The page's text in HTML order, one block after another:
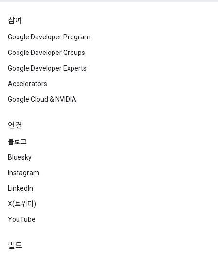
참여
Google Developer Program
Google Developer Groups
Google Developer Experts
Accelerators
Google Cloud & NVIDIA
연결
블로그
Bluesky
Instagram
LinkedIn
X(트위터)
YouTube
빌드